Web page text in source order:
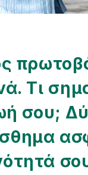
Τι
σου;